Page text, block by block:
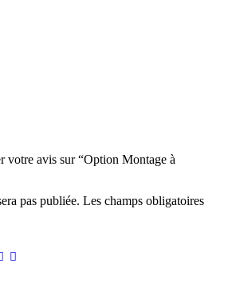
votre avis sur “Option Montage à
pas publiée. Les champs obligatoires